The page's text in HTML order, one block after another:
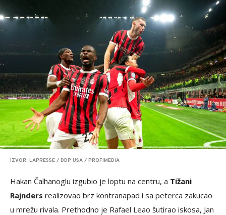
IZVOR: LAPRESSE / DDP USA / PROFIMEDIA
Hakan Čalhanoglu izgubio je loptu na centru, a Tižani
Rajnders realizovao brz kontranapad i sa peterca zakucao
u mrežu rivala. Prethodno je Rafael Leao šutirao iskosa, Jan